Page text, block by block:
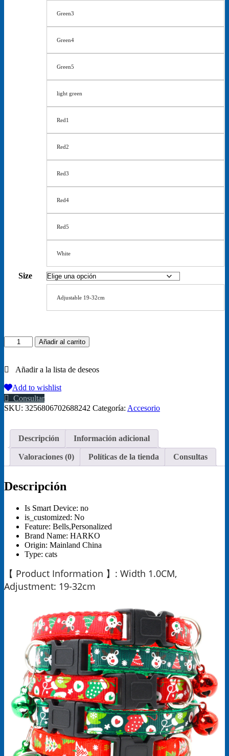
Green3
Green4
Green5
light green
Red1
Red2
Red3
Red4
Red5
White
Size
Adjustable 19-32cm
Pet
Delicate
Casual
Nylon
Dog
Bell
Chrismas
Neck
Strap
Pet
Dog
Collar
cantidad
Añadir al carrito
Add to wishlist
Consultar
SKU: 3256806702688242 Categoría: Accesorio
Descripción Información adicional
Valoraciones (0) Políticas de la tienda Consultas
Descripción
Is Smart Device: no
is_customized: No
Feature: Bells,Personalized
Brand Name: HARKO
Origin: Mainland China
Type: cats
【 Product Information 】: Width 1.0CM,
Adjustment: 19-32cm